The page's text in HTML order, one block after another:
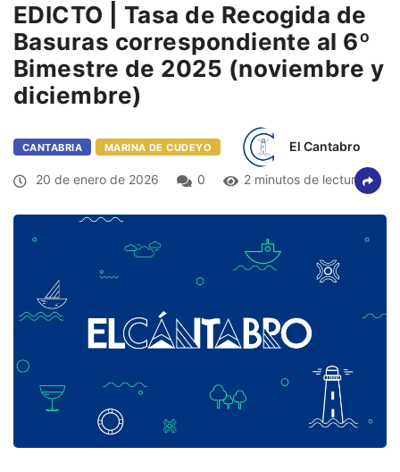
EDICTO | Tasa de Recogida de
Basuras correspondiente al 6º
Bimestre de 2025 (noviembre y
diciembre)
CANTABRIA MARINA DE CUDEYO El Cantabro
20 de enero de 2026 0 2 minutos de lectura